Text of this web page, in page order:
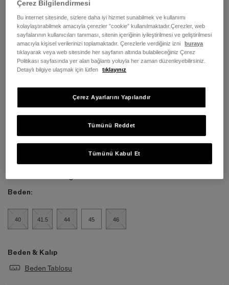
Beden:
40 41.5 44 45 46
Beden & Kalıp
Beden Tablosu
Çerez Bilgilendirmesi
Bu internet sitesinde, sizlere daha iyi hizmet sunabilmek ve kullanımı
kolaylaştırabilmek amacıyla çerezler ”cookie” kullanılmaktadır.Çerezler, web
sayfalarının kullanıcıları tanıması, sitenin içeriğinin iyileştirilmesi ve geliştirilmesi
amacıyla kişisel verilerinizi toplamaktadır. Çerezlerle verdiğiniz izni
buraya
tıklayarak veya web sitesinde her sayfanın altında bulabileceğiniz Çerez
Politikası sayfasında yer alan bağlantı yoluyla her zaman düzenleyebilirsiniz.
Detaylı bilgiye ulaşmak için lütfen
tıklayınız
Tümünü Reddet
Tümünü Kabul Et
Çerez Ayarlarını Yapılandır